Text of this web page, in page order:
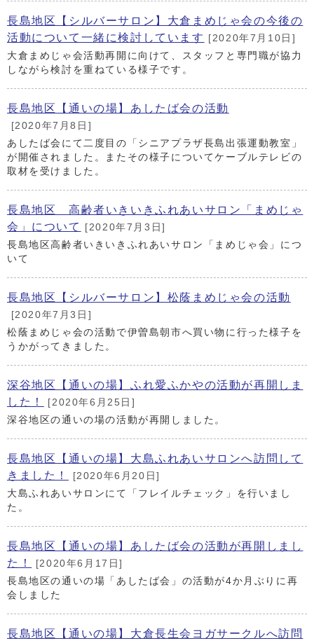
長島地区【シルバーサロン】大倉まめじゃ会の今後の
活動について一緒に検討しています
[2020年7月10日]
大倉まめじゃ会活動再開に向けて、スタッフと専門職が協力
しながら検討を重ねている様子です。
長島地区【通いの場】あしたば会の活動
[2020年7月8日]
あしたば会にて二度目の「シニアプラザ長島出張運動教室」
が開催されました。またその様子についてケーブルテレビの
取材を受けました。
長島地区 高齢者いきいきふれあいサロン「まめじゃ
会」について
[2020年7月3日]
長島地区高齢者いきいきふれあいサロン「まめじゃ会」につ
いて
長島地区【シルバーサロン】松蔭まめじゃ会の活動
[2020年7月3日]
松蔭まめじゃ会の活動で伊曽島朝市へ買い物に行った様子を
うかがってきました。
深谷地区【通いの場】ふれ愛ふかやの活動が再開しま
した！
[2020年6月25日]
深谷地区の通いの場の活動が再開しました。
長島地区【通いの場】大島ふれあいサロンへ訪問して
きました！
[2020年6月20日]
大島ふれあいサロンにて「フレイルチェック」を行いまし
た。
長島地区【通いの場】あしたば会の活動が再開しまし
た！
[2020年6月17日]
長島地区の通いの場「あしたば会」の活動が4か月ぶりに再
会しました
長島地区【通いの場】大倉長生会ヨガサークルへ訪問